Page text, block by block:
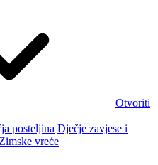
Otvoriti
posteljina Dječje zavjese i
Zimske vreće